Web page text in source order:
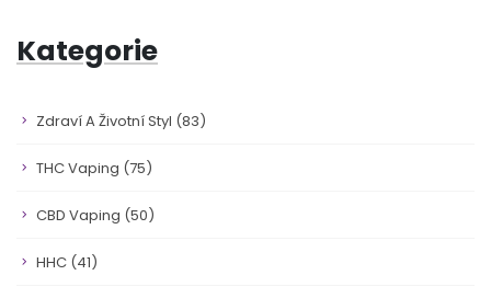
Kategorie
Zdraví A Životní Styl (83)
THC Vaping (75)
CBD Vaping (50)
HHC (41)